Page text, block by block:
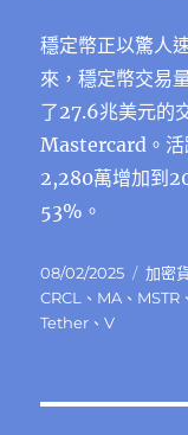
穩定幣正以驚人
來，穩定幣交易
了27.6兆美元的
Mastercard。活
2,280萬增加到
53%。
發
佈
日
08/02/2025
分
類
加密
CRCL
、 MA 、 MSTR 、
Tether 、V